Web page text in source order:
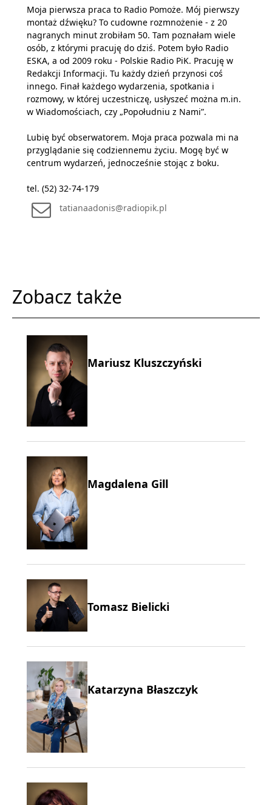
Moja pierwsza praca to Radio Pomoże. Mój pierwszy
montaż dźwięku? To cudowne rozmnożenie - z 20
nagranych minut zrobiłam 50. Tam poznałam wiele
osób, z którymi pracuję do dziś. Potem było Radio
ESKA, a od 2009 roku - Polskie Radio PiK. Pracuję w
Redakcji Informacji. Tu każdy dzień przynosi coś
innego. Finał każdego wydarzenia, spotkania i
rozmowy, w której uczestniczę, usłyszeć można m.in.
w Wiadomościach, czy „Popołudniu z Nami”.
Lubię być obserwatorem. Moja praca pozwala mi na
przyglądanie się codziennemu życiu. Mogę być w
centrum wydarzeń, jednocześnie stojąc z boku.
tel. (52) 32-74-179
tatianaadonis@radiopik.pl
Zobacz także
Mariusz Kluszczyński
Magdalena Gill
Tomasz Bielicki
Katarzyna Błaszczyk